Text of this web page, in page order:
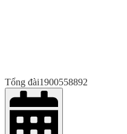
Tổng đài1900558892